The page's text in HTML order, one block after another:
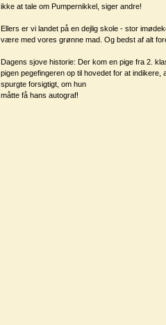
ikke at tale om Pumpernikkel, siger andre!
Ellers er vi landet på en dejlig skole - stor
være med vores grønne mad. Og bedst af alt
Dagens sjove historie: Der kom en pige fra 2.
pigen pegefingeren op til hovedet for at
spurgte forsigtigt, om hun
måtte få hans autograf!